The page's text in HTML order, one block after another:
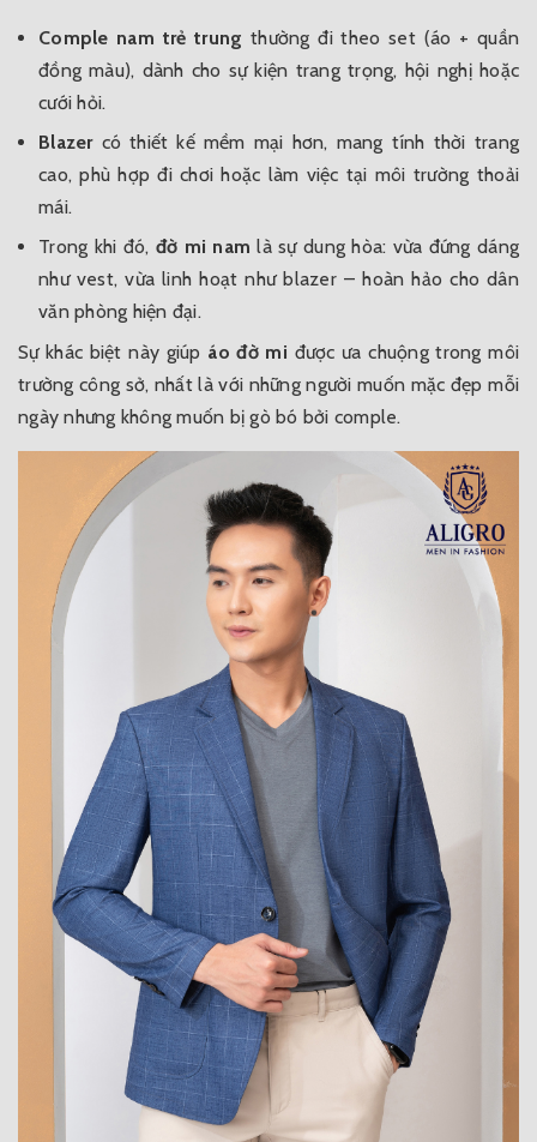
Comple nam trẻ trung thường đi theo set (áo + quần
đồng màu), dành cho sự kiện trang trọng, hội nghị hoặc
cưới hỏi.
Blazercó thiết kế mềm mại hơn, mang tính thời trang
cao, phù hợp đi chơi hoặc làm việc tại môi trường thoải
mái.
Trong khi đó, đờ mi nam là sự dung hòa: vừa đứng dáng
như vest, vừa linh hoạt như blazer – hoàn hảo cho dân
văn phòng hiện đại.
Sự khác biệt này giúp áo đờ mi được ưa chuộng trong môi
trường công sở, nhất là với những người muốn mặc đẹp mỗi
ngày nhưng không muốn bị gò bó bởi comple.